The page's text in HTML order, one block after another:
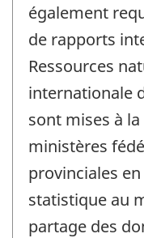
également
de rapports
Ressources
internationale
sont mises à
ministères
provinciales
statistique au
partage des